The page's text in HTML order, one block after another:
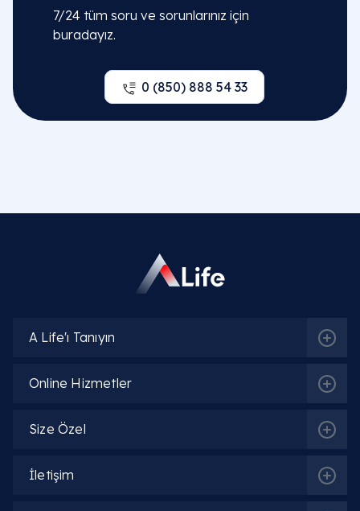
7/24 tüm soru ve sorunlarınız için
buradayız.
0 (850) 888 54 33
A Life'ı Tanıyın
Online Hizmetler
Size Özel
İletişim